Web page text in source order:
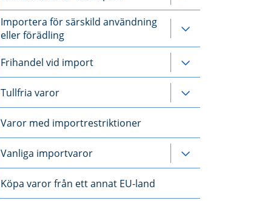
Importera för särskild användning
eller förädling
Frihandel vid import
Tullfria varor
Varor med importrestriktioner
Vanliga importvaror
Köpa varor från ett annat EU-land